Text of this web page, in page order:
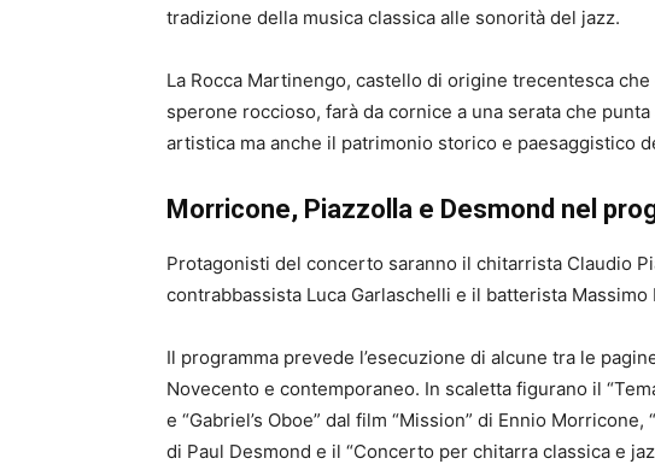
tradizione della musica classica alle sonorità del jazz.
La Rocca Martinengo, castello di origine trecentesca
sperone roccioso, farà da cornice a una serata che
artistica ma anche il patrimonio storico e paesaggistico
Morricone, Piazzolla e Desmond nel
Protagonisti del concerto saranno il chitarrista Claudio
contrabbassista Luca Garlaschelli e il batterista Massimo
Il programma prevede l’esecuzione di alcune tra le
Novecento e contemporaneo. In scaletta figurano il
e “Gabriel’s Oboe” dal film “Mission” di Ennio Morricone,
di Paul Desmond e il “Concerto per chitarra classica e